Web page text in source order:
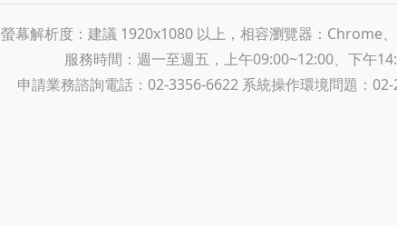
螢幕解析度：建議 1920x1080 以上，相容瀏覽器：Chrome
服務時間：週一至週五，上午09:00~12:00、下午
申請業務諮詢電話：02-3356-6622 系統操作環境問題：